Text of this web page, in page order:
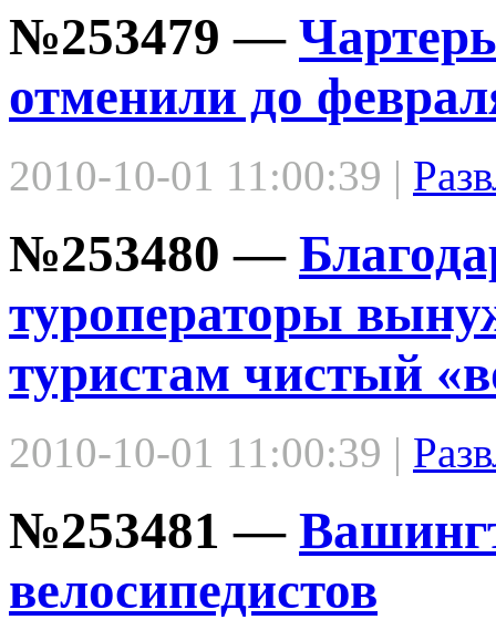
№253479 —
отменили до
2010-10-01 11:00:39 |
№253480 —
туроператоры
туристам чистый
2010-10-01 11:00:39 |
№253481 —
велосипедистов